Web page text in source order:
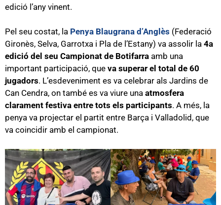
edició l’any vinent.
Pel seu costat, la Penya Blaugrana d’Anglès (Federació
Gironès, Selva, Garrotxa i Pla de l’Estany) va assolir la 4a
edició del seu Campionat de Botifarra amb una
important participació, que va superar el total de 60
jugadors. L’esdeveniment es va celebrar als Jardins de
Can Cendra, on també es va viure una atmosfera
clarament festiva entre tots els participants. A més, la
penya va projectar el partit entre Barça i Valladolid, que
va coincidir amb el campionat.